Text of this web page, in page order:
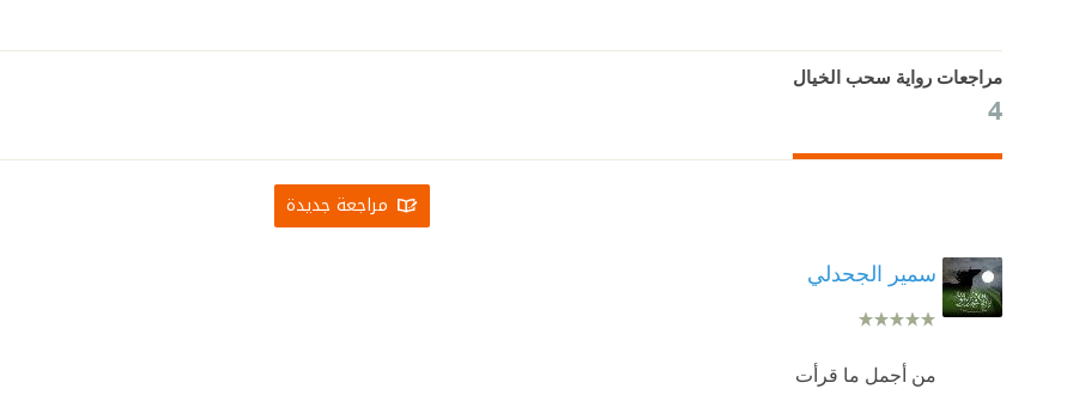
مراجعات رواية سحب الخيال
4
مراجعة جديدة
سمير الجحدلي
من أجمل ما قرأت